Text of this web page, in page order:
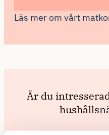
Läs mer om vårt